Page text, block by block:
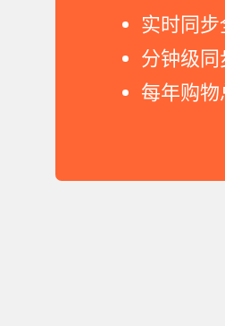
实时同
分钟级
每年购